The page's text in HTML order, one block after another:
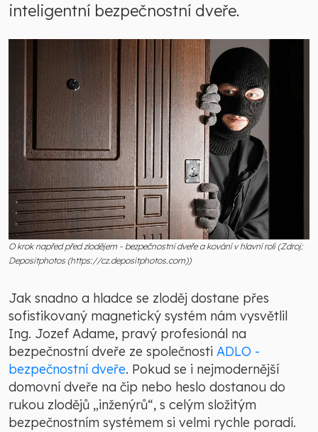
inteligentní bezpečnostní dveře.
O krok napřed před zlodějem - bezpečnostní dveře a kování v hlavní roli (Zdroj:
Depositphotos (https://cz.depositphotos.com))
Jak snadno a hladce se zloděj dostane přes
sofistikovaný magnetický systém nám vysvětlil
Ing. Jozef Adame, pravý profesionál na
bezpečnostní dveře ze společnosti ADLO -
bezpečnostní dveře. Pokud se i nejmodernější
domovní dveře na čip nebo heslo dostanou do
rukou zlodějů „inženýrů“, s celým složitým
bezpečnostním systémem si velmi rychle poradí.